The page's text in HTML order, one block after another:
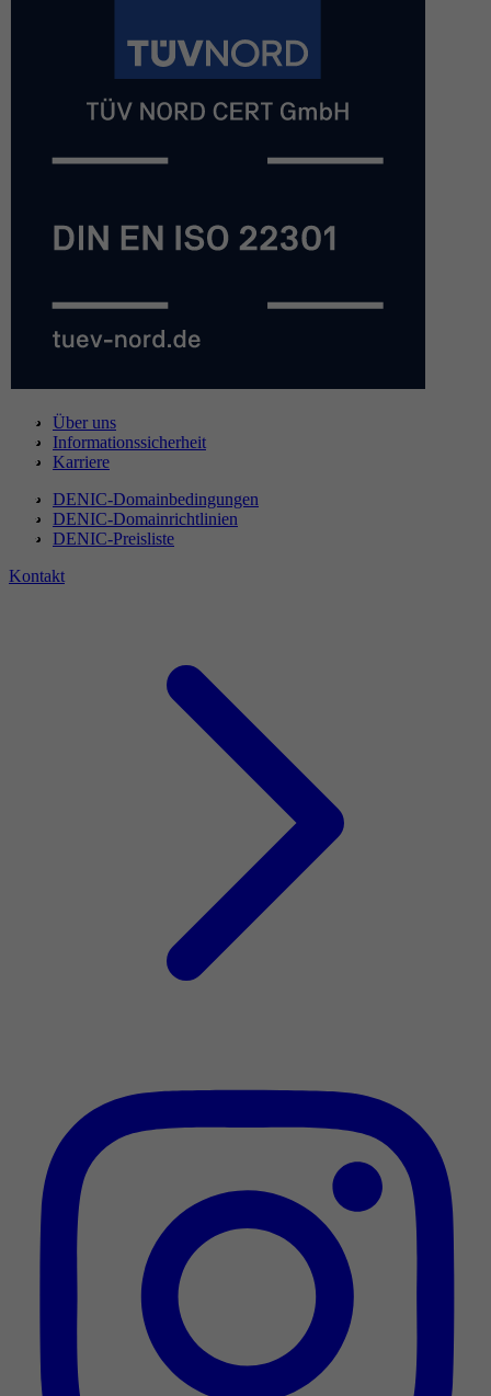
Über uns
Informationssicherheit
Karriere
DENIC-Domainbedingungen
DENIC-Domainrichtlinien
DENIC-Preisliste
Kontakt